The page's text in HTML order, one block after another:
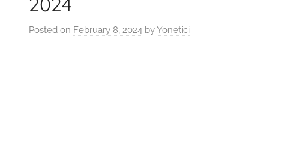
Posted on February 8, 2024 byYonetici